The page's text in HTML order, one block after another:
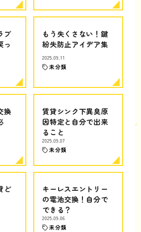
ブ
っ
もう失くさない！鍵
紛失防止アイデア集
2025.09.11
未分類
換
賃貸シンク下異臭原
因特定と自分で出来
ること
2025.09.07
未分類
ど
キーレスエントリー
の電池交換！自分で
できる？
2025.09.06
未分類